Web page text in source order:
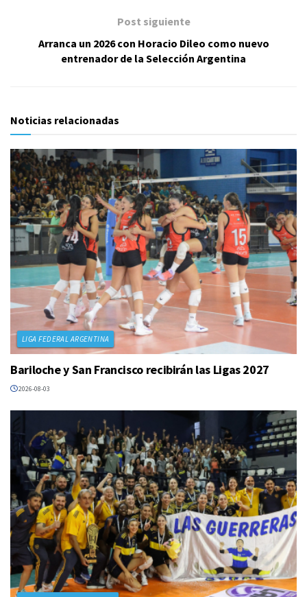
Post siguiente
Arranca un 2026 con Horacio Dileo como nuevo
entrenador de la Selección Argentina
Noticias relacionadas
LIGA FEDERAL ARGENTINA
Bariloche y San Francisco recibirán las Ligas 2027
2026-08-03